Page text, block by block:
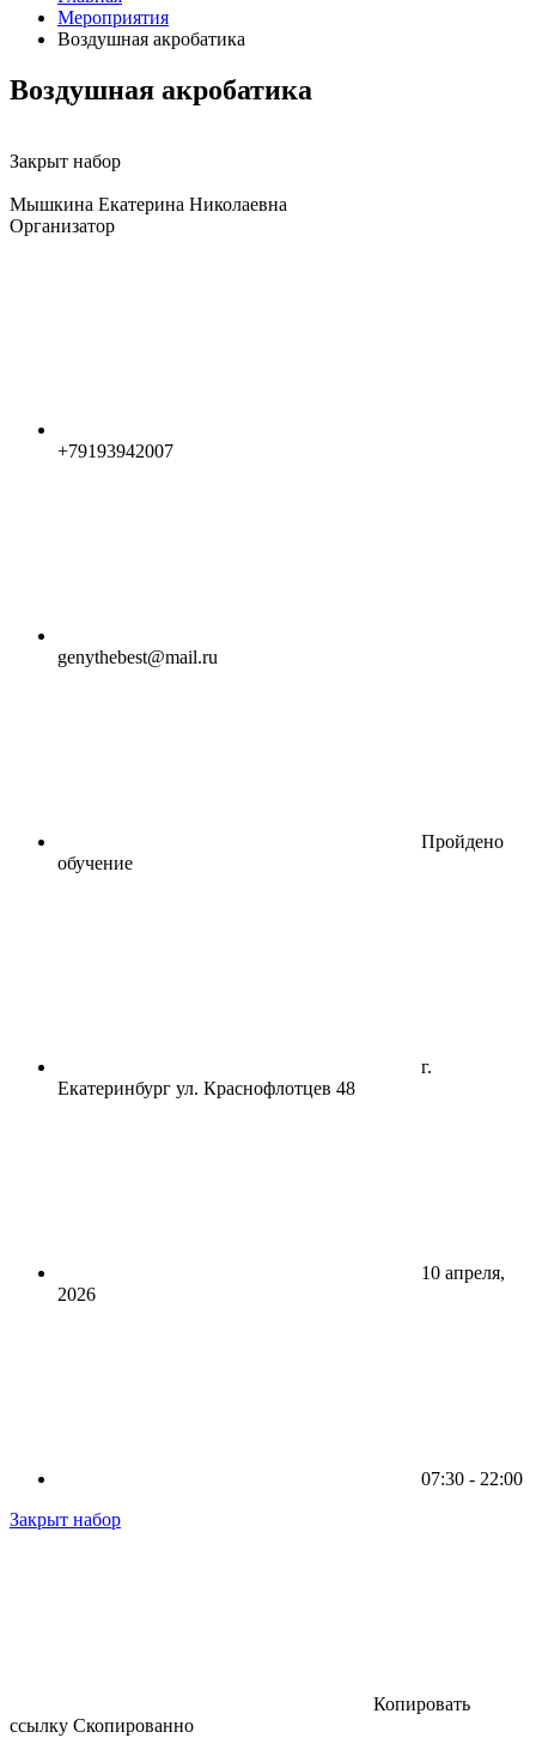
Мероприятия
Воздушная акробатика
Воздушная акробатика
Закрыт набор
Мышкина Екатерина Николаевна
Организатор
+79193942007
genythebest@mail.ru
Пройдено
обучение
г.
Екатеринбург ул. Краснофлотцев 48
10 апреля,
2026
07:30 - 22:00
Закрыт набор
Копировать
ссылку Скопированно